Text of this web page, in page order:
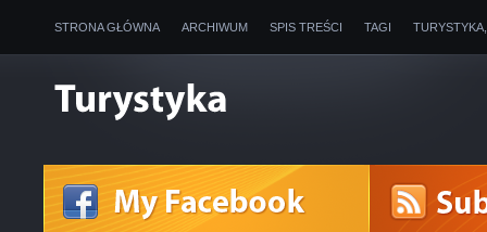
STRONA GŁÓWNA ARCHIWUM SPIS TREŚCI TAGI